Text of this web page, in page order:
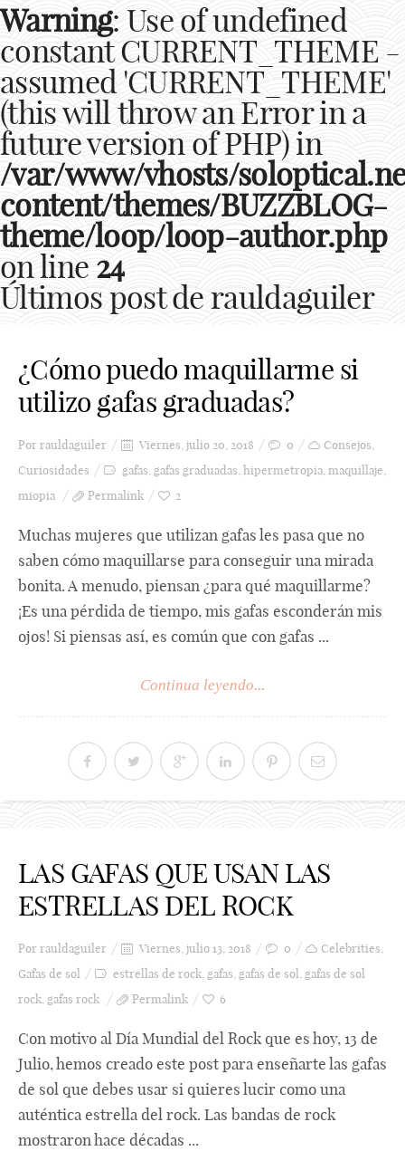
Warning: Use of undefined
constant CURRENT_THEME -
assumed 'CURRENT_THEME'
(this will throw an Error in a
future version of PHP) in
/var/www/vhosts/
content/themes/BUZZBLOG-
theme/loop/loop-author.php
on line 24
Últimos post de rauldaguiler
¿Cómo puedo maquillarme si
utilizo gafas graduadas?
Porrauldaguiler Viernes, julio 20, 2018 0 Consejos
Curiosidades
gafas gafas graduadas hipermetropia maquillaje
miopia
Permalink 2
Muchas mujeres que utilizan gafas les pasa que no
saben cómo maquillarse para conseguir una mirada
bonita. A menudo, piensan ¿para qué maquillarme?
¡Es una pérdida de tiempo, mis gafas esconderán mis
ojos! Si piensas así, es común que con gafas ...
Continua leyendo...
LAS GAFAS QUE USAN LAS
ESTRELLAS DEL ROCK
Porrauldaguiler Viernes, julio 13, 2018 0 Celebrities
Gafas de sol
estrellas de rock gafas gafas de sol gafas de sol
rock gafas rock Permalink 6
Con motivo al Día Mundial del Rock que es hoy, 13 de
Julio, hemos creado este post para enseñarte las gafas
de sol que debes usar si quieres lucir como una
auténtica estrella del rock. Las bandas de rock
mostraron hace décadas ...